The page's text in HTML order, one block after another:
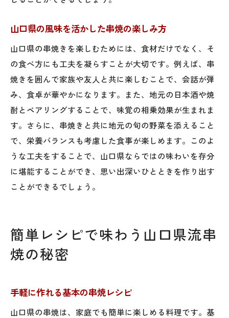
山口県の風味を活かした串焼の楽しみ方
山口県の串焼きを楽しむためには、食材だけでなく、そ
の食べ方にも工夫を凝らすことが大切です。例えば、串
焼きを囲んで家族や友人と共に楽しむことで、会話が弾
み、食卓が華やかになります。また、地元の日本酒や焼
酎とペアリングすることで、味覚の相乗効果が生まれま
す。さらに、串焼きと共に地元の旬の野菜を添えること
で、栄養バランスも考慮した食事が楽しめます。このよ
うな工夫をすることで、山口県ならではの味わいを存分
に堪能することができ、思い出深いひとときを作り出す
ことができるでしょう。
簡単レシピで味わう山口県流串
焼の秘密
手軽に作れる基本の串焼レシピ
山口県の串焼は、家庭でも簡単に楽しめる料理です。基